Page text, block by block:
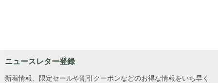
ニュースレター登録
新着情報、限定セールや割引クーポンなどのお得な情報をいち早く